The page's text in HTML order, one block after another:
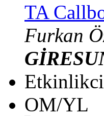
TA
Furkan
Etkinlikci
OM/YL